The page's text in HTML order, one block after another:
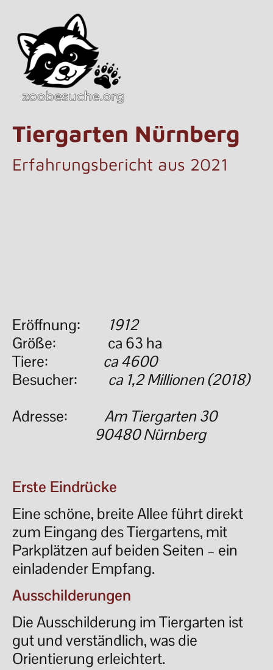
Tiergarten Nürnberg
Erfahrungsbericht aus 2021
Eröffnung:
1912
Größe: ca 63 ha
Tiere: ca 4600
Besucher: ca 1,2 Millionen (2018)
Adresse:
Am Tiergarten 30
90480 Nürnberg
Erste Eindrücke
Eine schöne, breite Allee führt direkt
zum Eingang des Tiergartens, mit
Parkplätzen auf beiden Seiten – ein
einladender Empfang.
Ausschilderungen
Die Ausschilderung im Tiergarten ist
gut und verständlich, was die
Orientierung erleichtert.